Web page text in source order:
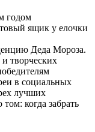
годом
ящик у елочки
Деда Мороза.
творческих
в социальных
лучших
когда забрать